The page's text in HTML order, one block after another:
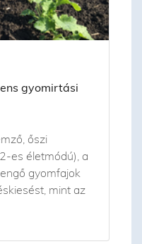
gyomirtási
őszi
es életmódú), a
gyomfajok
mint az